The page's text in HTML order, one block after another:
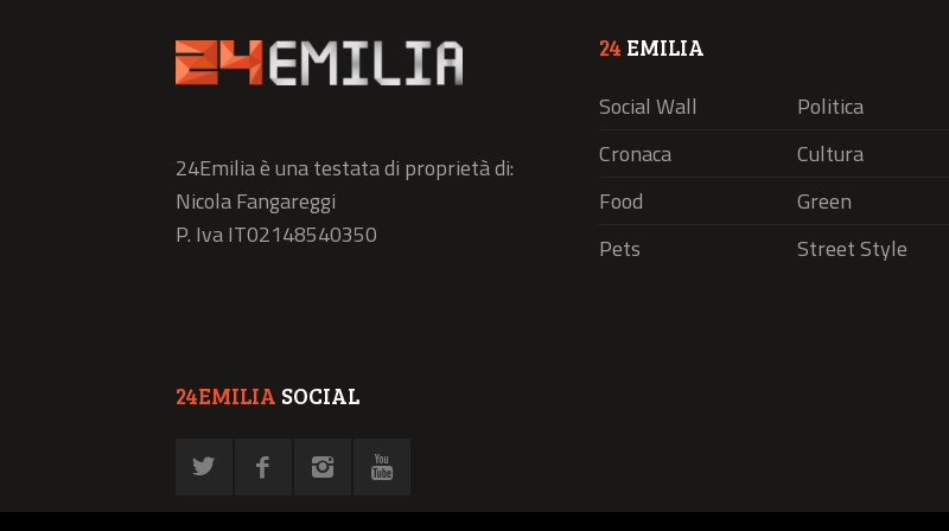
24Emilia è una testata di proprietà di:
Nicola Fangareggi
P. Iva IT02148540350
24 EMILIA
Social Wall
Politica
Cronaca
Cultura
Food
Green
Pets
Street Style
24EMILIA SOCIAL